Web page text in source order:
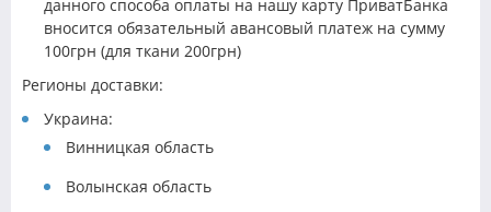
данного способа оплаты на нашу карту ПриватБанка
вносится обязательный авансовый платеж на сумму
100грн (для ткани 200грн)
Регионы доставки:
Украина:
Винницкая область
Волынская область